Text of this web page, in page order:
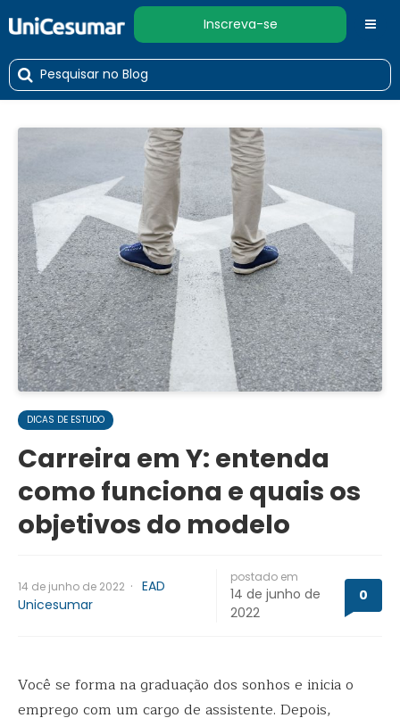
Inscreva-se
DICAS DE ESTUDO
Carreira em Y: entenda
como funciona e quais os
objetivos do modelo
14 de junho de 2022 · EAD
Unicesumar
postado em
14 de junho de
2022
0
Você se forma na graduação dos sonhos e inicia o
emprego com um cargo de assistente. Depois,